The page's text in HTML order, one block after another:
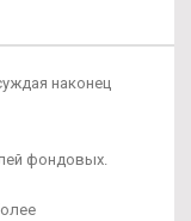
наконец
фондовых.